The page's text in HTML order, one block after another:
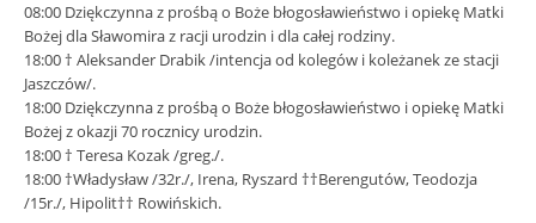
08:00 Dziękczynna z prośbą o Boże błogosławieństwo i opiekę Matki
Bożej dla Sławomira z racji urodzin i dla całej rodziny.
18:00 † Aleksander Drabik /intencja od kolegów i koleżanek ze stacji
Jaszczów/.
18:00 Dziękczynna z prośbą o Boże błogosławieństwo i opiekę Matki
Bożej z okazji 70 rocznicy urodzin.
18:00 † Teresa Kozak /greg./.
18:00 †Władysław /32r./, Irena, Ryszard ††Berengutów, Teodozja
/15r./, Hipolit†† Rowińskich.